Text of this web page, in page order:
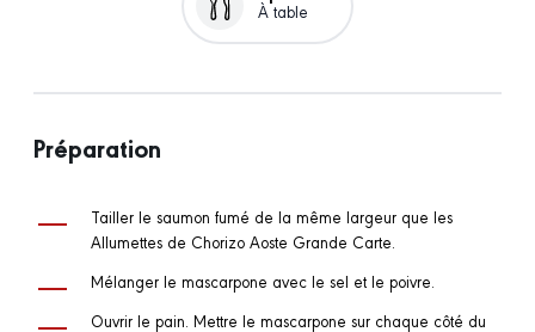
À table
Préparation
Tailler le saumon fumé de la même largeur que les
Allumettes de Chorizo Aoste Grande Carte.
Mélanger le mascarpone avec le sel et le poivre.
Ouvrir le pain. Mettre le mascarpone sur chaque côté du